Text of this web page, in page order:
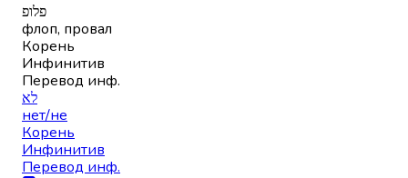
פלופ
флоп, провал
Корень
Инфинитив
Перевод инф.
לא
нет/не
Корень
Инфинитив
Перевод инф.